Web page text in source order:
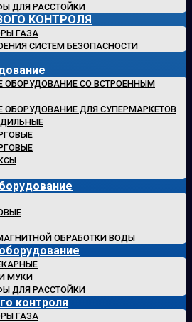
ДЛЯ РАССТОЙКИ
КОНТРОЛЯ
ГАЗА
СИСТЕМ БЕЗОПАСНОСТИ
ОБОРУДОВАНИЕ СО ВСТРОЕННЫМ
ОБОРУДОВАНИЕ ДЛЯ СУПЕРМАРКЕТОВ
ОБРАБОТКИ ВОДЫ
МУКИ
ДЛЯ РАССТОЙКИ
контроля
ГАЗА